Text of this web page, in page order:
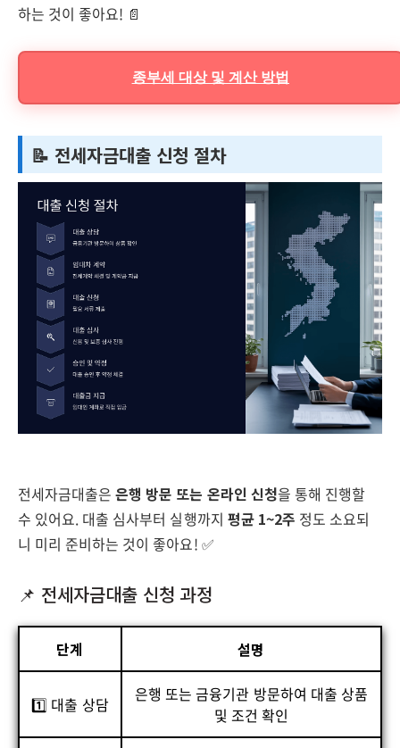
하는 것이 좋아요! 📄
종부세 대상 및 계산 방법
📝 전세자금대출 신청 절차
전세자금대출은은행 방문 또는 온라인 신청을 통해 진행할
수 있어요. 대출 심사부터 실행까지 평균 1~2주 정도 소요되
니 미리 준비하는 것이 좋아요! ✅
📌 전세자금대출 신청 과정
단계 설명
1️⃣ 대출 상담
은행 또는 금융기관 방문하여 대출 상품
및 조건 확인